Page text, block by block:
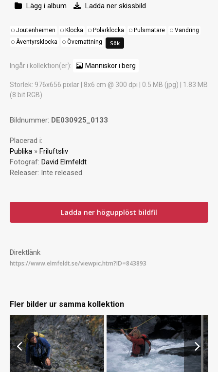
Lägg i album Ladda ner skissbild
Joutenheimen Klocka Polarklocka Pulsmätare
Vandring
Äventyrsklocka
Övernattning
Ingår i kollektion(er): Människor i berg
Storlek: 976x656 pixlar | 8x6 cm @ 300 dpi | 0.5 MB (jpg) | 1.83 MB
(8 bit RGB)
Bildnummer: DE030925_0133
Placerad i:
Publika » Friluftsliv
Fotograf: David Elmfeldt
Releaser: Inte released
Ladda ner högupplöst bildfil
Direktlänk
Fler bilder ur samma kollektion